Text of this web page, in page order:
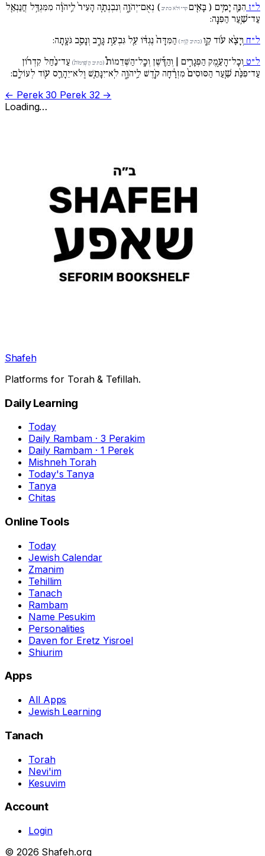
ל״ז הִנֵּ֛ה יָמִ֥ים ( בָּאִ֖יםקרי ולא כתיב) נְאֻם־יְהֹוָ֑ה וְנִבְנְתָ֚ה הָעִיר֙ לַֽיהֹוָ֔ה מִמִּגְדַּ֥ל חֲנַנְאֵ֖ל
עַד־שַׁ֥עַר הַפִּנָּֽה:
ל״ח וְיָצָ֨א ע֜וֹד קַ֚ו (כתיב קַ֚וה) הַמִּדָּה֙ נֶגְדּ֔וֹ עַ֖ל גִּבְעַ֣ת גָּרֵ֑ב וְנָסַ֖ב גֹּעָֽתָה:
ל״ט וְכָל־הָעֵ֣מֶק הַפְּגָרִ֣ים | וְהַדֶּ֡שֶׁן וְכָֽל־הַשְּׁדֵמוֹת֩ (כתיב הַשְּׁרֵמוֹת֩) עַד־נַ֨חַל קִדְר֜וֹן
עַד־פִּנַּ֨ת שַׁ֚עַר הַסּוּסִים֙ מִזְרָ֔חָה קֹ֖דֶשׁ לַֽיהֹוָ֑ה לֹֽא־יִנָּתֵ֧שׁ וְֽלֹא־יֵהָרֵ֛ס ע֖וֹד לְעוֹלָֽם:
← Perek 30 Perek 32 →
Loading…
Shafeh
Platforms for Torah & Tefillah.
Daily Learning
Today
Daily Rambam · 3 Perakim
Daily Rambam · 1 Perek
Mishneh Torah
Today's Tanya
Tanya
Chitas
Online Tools
Today
Jewish Calendar
Zmanim
Tehillim
Tanach
Rambam
Name Pesukim
Personalities
Daven for Eretz Yisroel
Shiurim
Apps
All Apps
Jewish Learning
Tanach
Torah
Nevi'im
Kesuvim
Account
Login
© 2026 Shafeh.org